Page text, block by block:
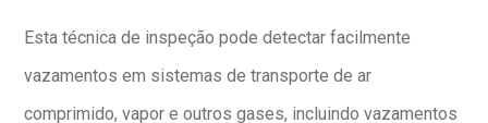
Esta técnica de inspeção pode detectar facilmente
vazamentos em sistemas de transporte de ar
comprimido, vapor e outros gases, incluindo vazamentos